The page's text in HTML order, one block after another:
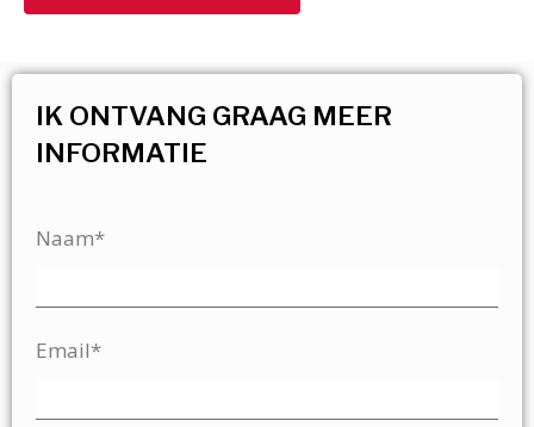
IK ONTVANG GRAAG MEER
INFORMATIE
Naam*
Email*